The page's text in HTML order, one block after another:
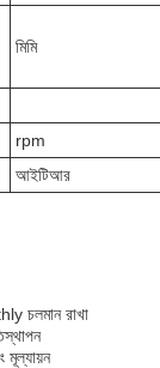
মিমি
rpm
আইটিআর
চলমান রাখা
মূল্যায়ন